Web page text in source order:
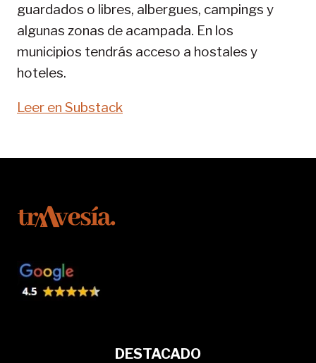
guardados o libres, albergues, campings y
algunas zonas de acampada. En los
municipios tendrás acceso a hostales y
hoteles.
Leer en Substack
DESTACADO